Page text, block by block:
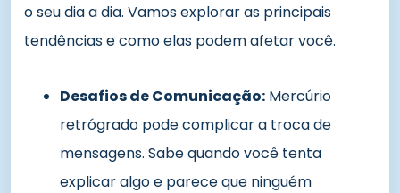
o seu dia a dia. Vamos explorar as principais
tendências e como elas podem afetar você.
Desafios de Comunicação: Mercúrio
retrógrado pode complicar a troca de
mensagens. Sabe quando você tenta
explicar algo e parece que ninguém